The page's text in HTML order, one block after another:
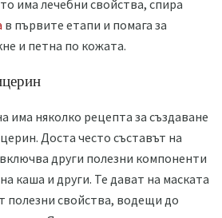
има лечебни свойства, спира
в първите етапи и помага за
и петна по кожата.
има няколко рецепта за създаване
Доста често съставът на
други полезни компоненти
каша и други. Те дават на маската
полезни свойства, водещи до